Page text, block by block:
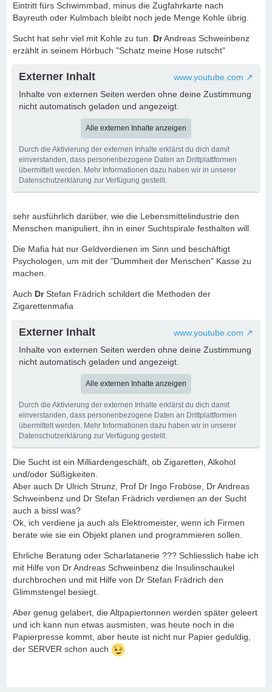
Eintritt fürs Schwimmbad, minus die Zugfahrkarte nach
Bayreuth oder Kulmbach bleibt noch jede Menge Kohle übrig.
Sucht hat sehr viel mit Kohle zu tun. DrAndreas Schweinbenz
erzählt in seinem Hörbuch "Schatz meine Hose rutscht"
Externer Inhalt
www.youtube.com
Inhalte von externen Seiten werden ohne deine Zustimmung
nicht automatisch geladen und angezeigt.
Alle externen Inhalte anzeigen
Durch die Aktivierung der externen Inhalte erklärst du dich damit
einverstanden, dass personenbezogene Daten an Drittplattformen
übermittelt werden. Mehr Informationen dazu haben wir in unserer
Datenschutzerklärung zur Verfügung gestellt.
sehr ausführlich darüber, wie die Lebensmittelindustrie den
Menschen manipuliert, ihn in einer Suchtspirale festhalten will.
Die Mafia hat nur Geldverdienen im Sinn und beschäftigt
Psychologen, um mit der "Dummheit der Menschen" Kasse zu
machen.
Auch Dr Stefan Frädrich schildert die Methoden der
Zigarettenmafia
Externer Inhalt
www.youtube.com
Inhalte von externen Seiten werden ohne deine Zustimmung
nicht automatisch geladen und angezeigt.
Alle externen Inhalte anzeigen
Durch die Aktivierung der externen Inhalte erklärst du dich damit
einverstanden, dass personenbezogene Daten an Drittplattformen
übermittelt werden. Mehr Informationen dazu haben wir in unserer
Datenschutzerklärung zur Verfügung gestellt.
Die Sucht ist ein Milliardengeschäft, ob Zigaretten, Alkohol
und/oder Süßigkeiten.
Aber auch Dr Ulrich Strunz, Prof Dr Ingo Froböse, Dr Andreas
Schweinbenz und Dr Stefan Frädrich verdienen an der Sucht
auch a bissl was?
Ok, ich verdiene ja auch als Elektromeister, wenn ich Firmen
berate wie sie ein Objekt planen und programmieren sollen.
Ehrliche Beratung oder Scharlatanerie ??? Schliesslich habe ich
mit Hilfe von Dr Andreas Schweinbenz die Insulinschaukel
durchbrochen und mit Hilfe von Dr Stefan Frädrich den
Glimmstengel besiegt.
Aber genug gelabert, die Altpapiertonnen werden später geleert
und ich kann nun etwas ausmisten, was heute noch in die
Papierpresse kommt, aber heute ist nicht nur Papier geduldig,
der SERVER schon auch